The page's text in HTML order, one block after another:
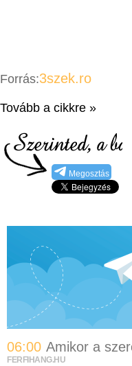
Forrás:3szek.ro
Tovább a cikkre »
Megosztás
06:00 Amikor a
FERFIHANG.HU